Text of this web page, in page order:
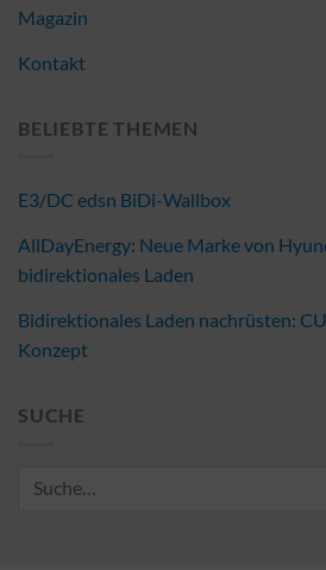
Magazin
Kontakt
BELIEBTE THEMEN
E3/DC edsn BiDi-Wallbox
AllDayEnergy: Neue Marke von
bidirektionales Laden
Bidirektionales Laden nachrüsten:
Konzept
SUCHE